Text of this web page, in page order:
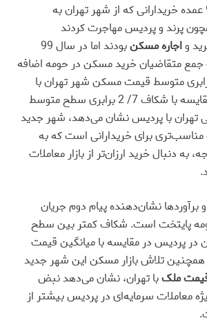
در سال‌های 97 و 98 عمده خریدارانی که از شهر تهران به
پرند و پردیس مهاجرت کردند
واجاره مسکن
بودند اما در سال 99
جمع متقاضیان خرید مسکن در حومه اضافه
متوسط قیمت مسکن شهر تهران با
شهر جدید پرند در مقایسه با شکاف 7/ 2 برابری سطح متوسط
تهران با پردیس نشان می‌دهد، شهر جدید
مناسب‌‌تری برای خریدارانی است که به
به دنبال خرید ارزان‌‌تر از بازار معاملات
برآوردها نشان‌دهنده پیام دوم جریان
پایتخت است. شکاف کمتر بین سطح
پردیس در مقایسه با میانگین قیمت
تلاش بازار مسکن این شهر جدید
ملکبا تهران، نشان می‌دهد نبض
معاملات سرمایه‌‌ای در پردیس بیشتر از